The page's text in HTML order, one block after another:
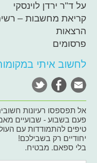
על ד"ר ירדן לוינסקי
קריאת מחשבות –
הרצאות
פרסומים
לחשוב איתי
אל תפספסו רעיונות
פעם בשבוע - שבועיים
טיפים להתמודדות עם
יחודיים רק בשבילכם!
בלי ספאם. מבטיח.